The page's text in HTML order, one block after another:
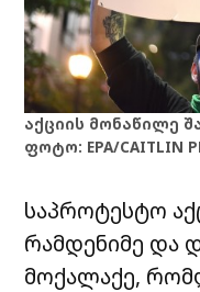
აქციის მონაწილე
ფოტო: EPA/CAITLIN
საპროტესტო
რამდენიმე და
მოქალაქე,